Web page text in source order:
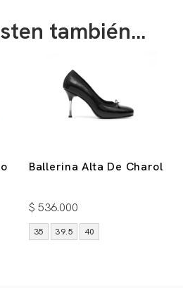
también...
Ballerina Alta De Charol
$ 536.000
35 39.5 40